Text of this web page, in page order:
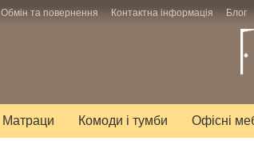
Обмін та повернення Контактна інформація Блог
Матраци Комоди і тумби Офісні